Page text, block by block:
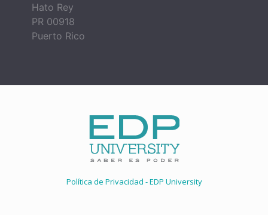
Hato Rey
PR 00918
Puerto Rico
Política de Privacidad - EDP University